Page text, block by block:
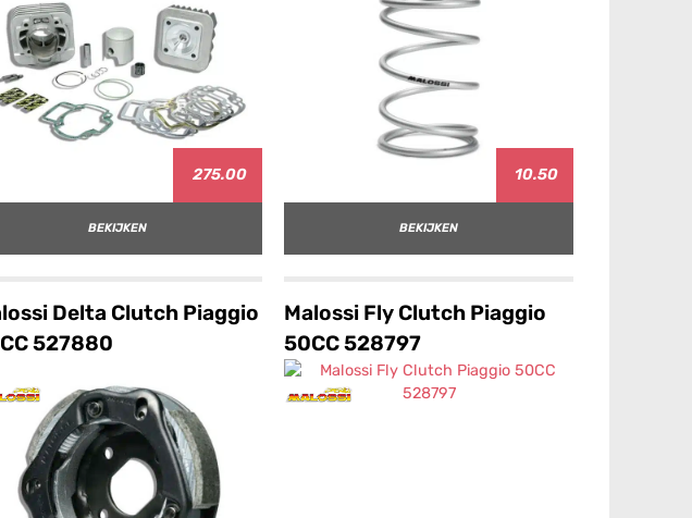
275.00
BEKIJKEN
10.50
BEKIJKEN
Delta Clutch Piaggio
527880
Malossi Fly Clutch Piaggio
50CC 528797